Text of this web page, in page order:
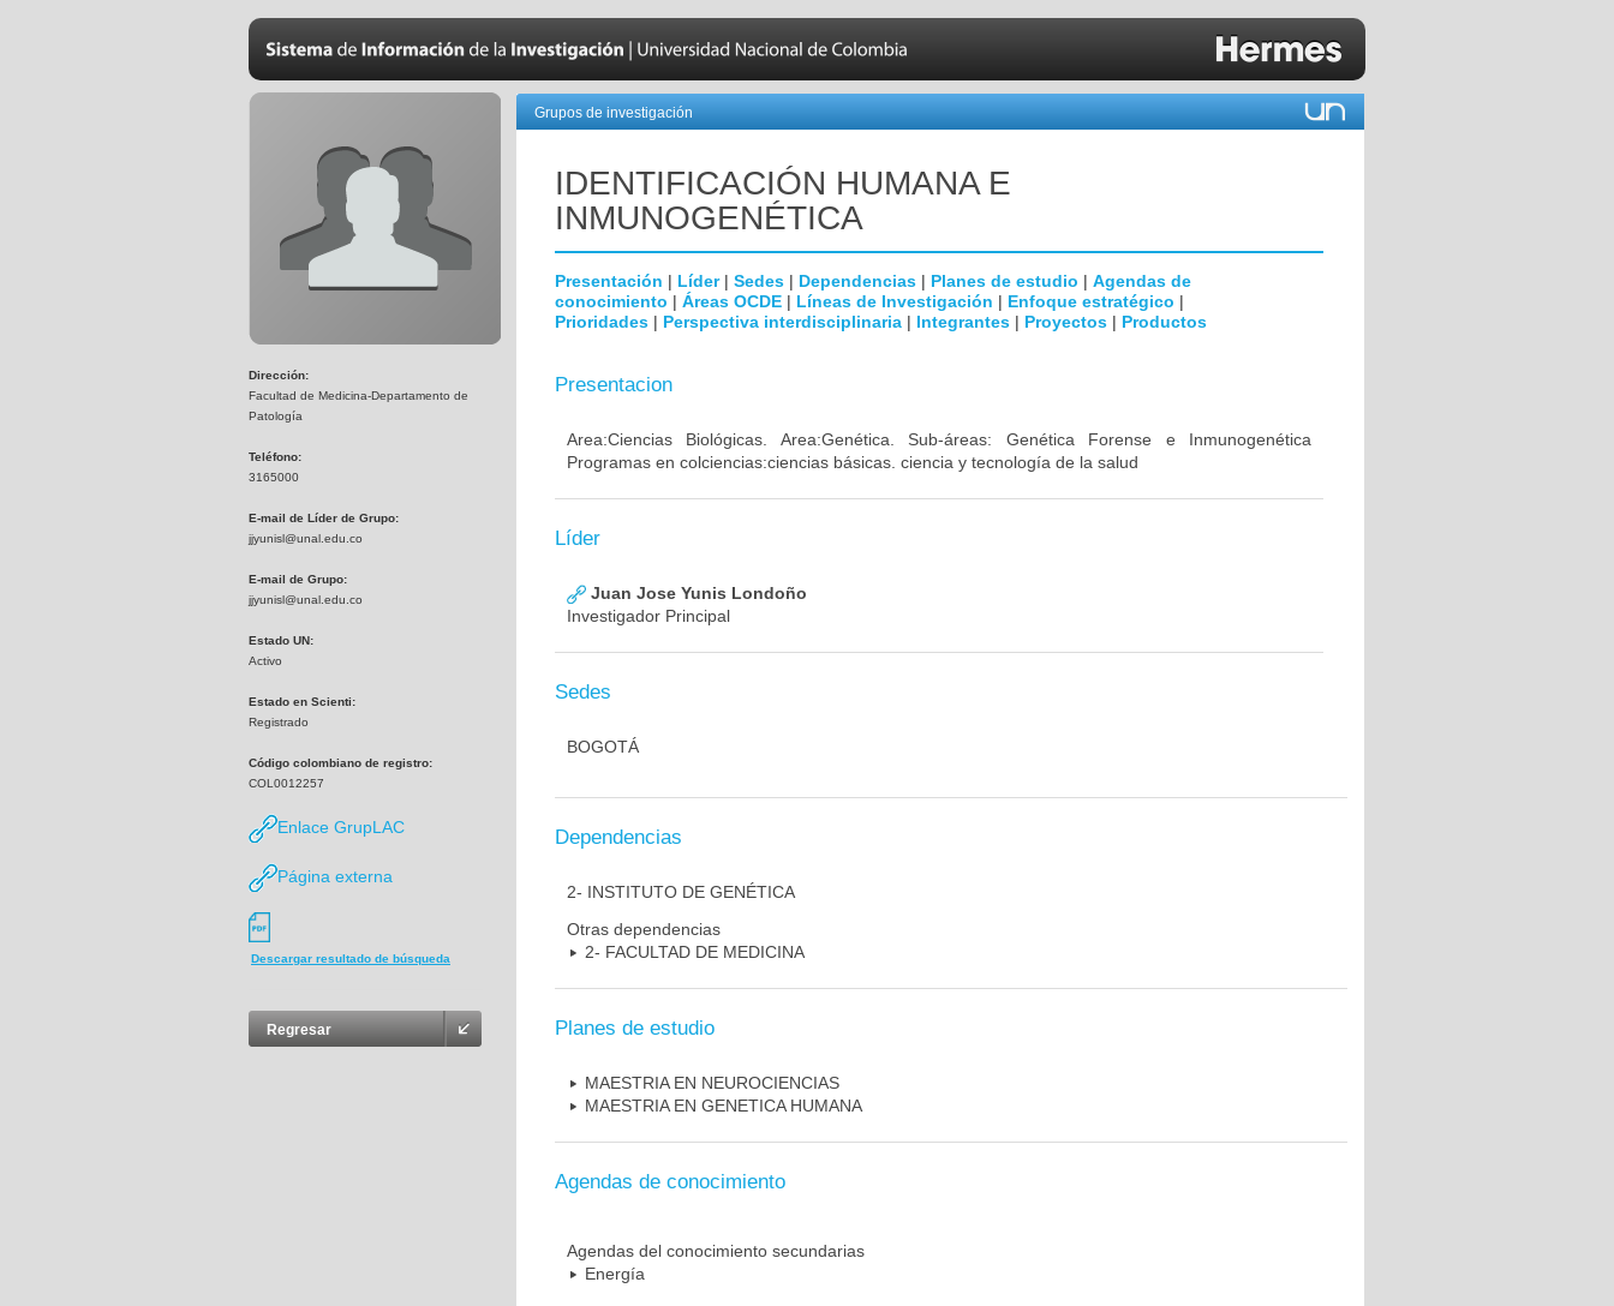
Dirección:
Facultad de Medicina-Departamento de
Patología
Teléfono:
3165000
E-mail de Líder de Grupo:
jjyunisl@unal.edu.co
E-mail de Grupo:
jjyunisl@unal.edu.co
Estado UN:
Activo
Estado en Scienti:
Registrado
Código colombiano de registro:
COL0012257
Enlace GrupLAC
Página externa
Descargar resultado de búsqueda
Regresar
Grupos de investigación
IDENTIFICACIÓN HUMANA E
INMUNOGENÉTICA
Presentación | Líder| Sedes | Dependencias | Planes de estudio | Agendas de
conocimiento | Áreas OCDE | Líneas de Investigación | Enfoque estratégico |
Prioridades | Perspectiva interdisciplinaria | Integrantes | Proyectos | Productos
Presentacion
Area:Ciencias Biológicas. Area:Genética. Sub-áreas: Genética Forense e Inmunogenética
Programas en colciencias:ciencias básicas. ciencia y tecnología de la salud
Líder
Juan Jose Yunis Londoño
Investigador Principal
Sedes
BOGOTÁ
Dependencias
2- INSTITUTO DE GENÉTICA
Otras dependencias
2- FACULTAD DE MEDICINA
Planes de estudio
MAESTRIA EN NEUROCIENCIAS
MAESTRIA EN GENETICA HUMANA
Agendas de conocimiento
Agendas del conocimiento secundarias
Energía